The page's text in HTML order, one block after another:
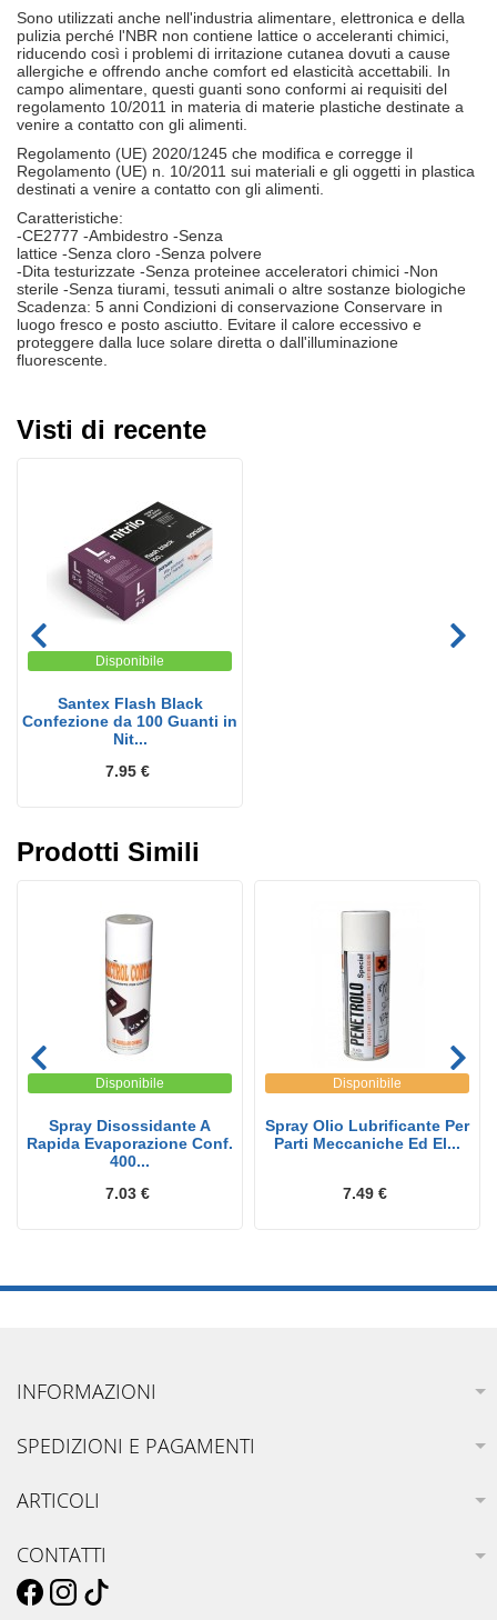
Sono utilizzati anche nell'industria alimentare, elettronica e della
pulizia perché l'NBR non contiene lattice o acceleranti chimici,
riducendo così i problemi di irritazione cutanea dovuti a cause
allergiche e offrendo anche comfort ed elasticità accettabili. In
campo alimentare, questi guanti sono conformi ai requisiti del
regolamento 10/2011 in materia di materie plastiche destinate a
venire a contatto con gli alimenti.
Regolamento (UE) 2020/1245 che modifica e corregge il
Regolamento (UE) n. 10/2011 sui materiali e gli oggetti in plastica
destinati a venire a contatto con gli alimenti.
Caratteristiche:
-CE2777 -Ambidestro -Senza
lattice -Senza cloro -Senza polvere
-Dita testurizzate -Senza proteine​​e acceleratori chimici -Non
sterile -Senza tiurami, tessuti animali o altre sostanze biologiche
Scadenza: 5 anni Condizioni di conservazione Conservare in
luogo fresco e posto asciutto. Evitare il calore eccessivo e
proteggere dalla luce solare diretta o dall'illuminazione
fluorescente.
Visti di recente
Disponibile
Santex Flash Black
Confezione da 100 Guanti in
Nit...
7.95 €
Prodotti Simili
Disponibile
Spray Disossidante A
Rapida Evaporazione Conf.
400...
7.03 €
Disponibile
Spray Olio Lubrificante Per
Parti Meccaniche Ed El...
7.49 €
INFORMAZIONI
SPEDIZIONI E PAGAMENTI
ARTICOLI
CONTATTI